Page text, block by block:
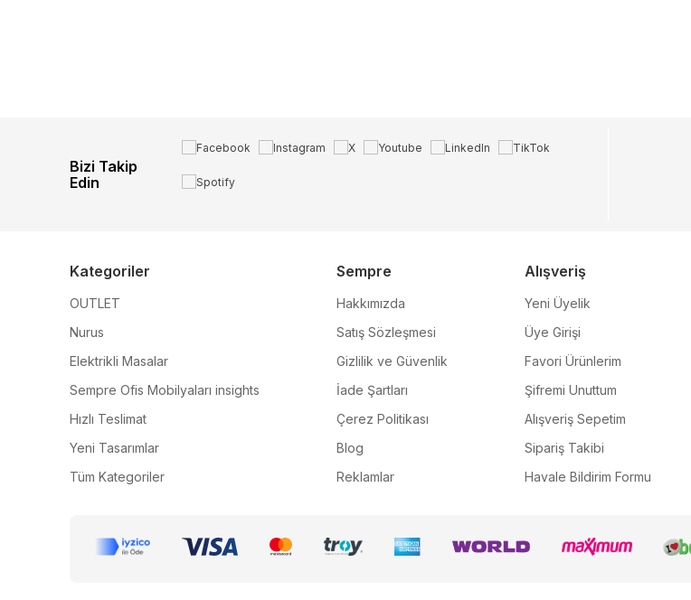
Bizi Takip
Edin
Kategoriler
OUTLET
Nurus
Elektrikli Masalar
Sempre Ofis Mobilyaları insights
Hızlı Teslimat
Yeni Tasarımlar
Tüm Kategoriler
Sempre
Hakkımızda
Satış Sözleşmesi
Gizlilik ve Güvenlik
İade Şartları
Çerez Politikası
Blog
Reklamlar
Alışveriş
Yeni Üyelik
Üye Girişi
Favori Ürünlerim
Şifremi Unuttum
Alışveriş Sepetim
Sipariş Takibi
Havale Bildirim Formu